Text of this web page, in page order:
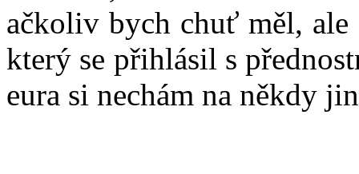
ačkoliv bych chuť měl, ale
který se přihlásil s
eura si nechám na někdy